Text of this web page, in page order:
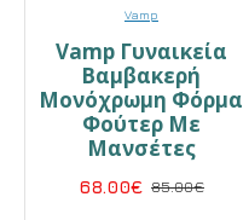
Vamp
Vamp Γυναικεία
Βαμβακερή
Μονόχρωμη Φόρμα
Φούτερ Με
Μανσέτες
68.00€ 85.00€